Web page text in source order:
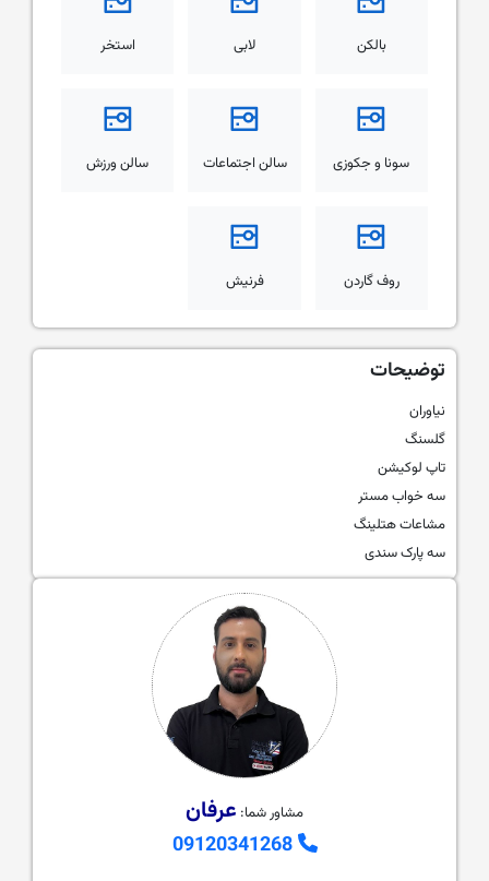
بالکن لابی استخر
سونا و جکوزی سالن اجتماعات سالن ورزش
روف گاردن فرنیش
توضیحات
نیاوران
گلسنگ
تاپ لوکیشن
سه خواب مستر
مشاعات هتلینگ
سه پارک سندی
مشاور شما: عرفان
09120341268